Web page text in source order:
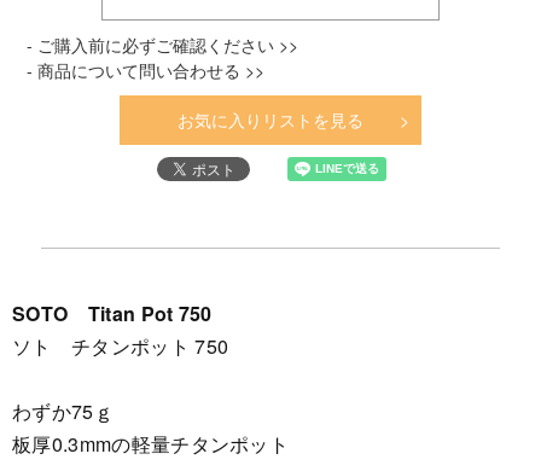
- ご購入前に必ずご確認ください >>
- 商品について問い合わせる >>
お気に入りリストを見る
SOTO Titan Pot 750
ソト チタンポット 750
わずか75ｇ
板厚0.3mmの軽量チタンポット